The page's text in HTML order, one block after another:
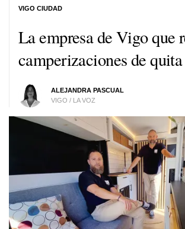
La empresa de Vigo que
camperizaciones de
ALEJANDRA PASCUAL
VIGO / LA VOZ
VIGO CIUDAD